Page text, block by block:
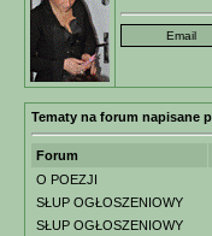
Tematy na forum napisane
Forum
O POEZJI
SŁUP OGŁOSZENIOWY
SŁUP OGŁOSZENIOWY